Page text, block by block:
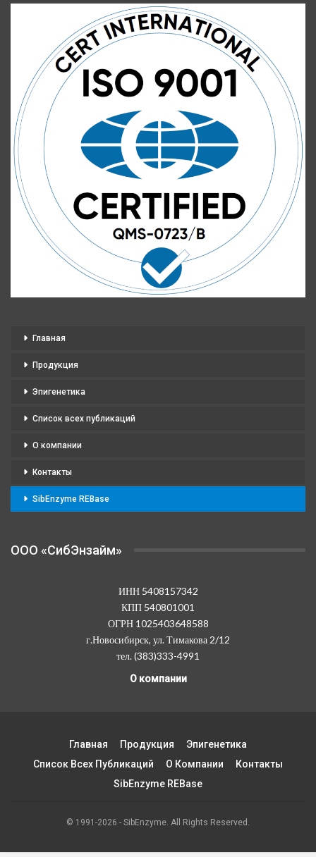
Главная
Продукция
Эпигенетика
Список всех публикаций
О компании
Контакты
SibEnzyme REBase
OOO «СибЭнзайм»
ИНН 5408157342
КПП 540801001
ОГРН 1025403648588
г.Новосибирск, ул. Тимакова 2/12
тел. (383)333-4991
О компании
Главная Продукция
Эпигенетика
Список Всех Публикаций
О Компании
Контакты
SibEnzyme REBase
© 1991-2026 - SibEnzyme. All Rights Reserved.